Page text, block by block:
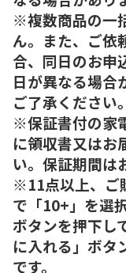
※複数商品の一
ん。また、ご依
合、同日のお申
日が異なる場合
ご了承ください。
※保証書付の家
に領収書又はお
い。保証期間は
※11点以上、ご
で「10+」を選
ボタンを押下し
に入れる」ボタ
です。